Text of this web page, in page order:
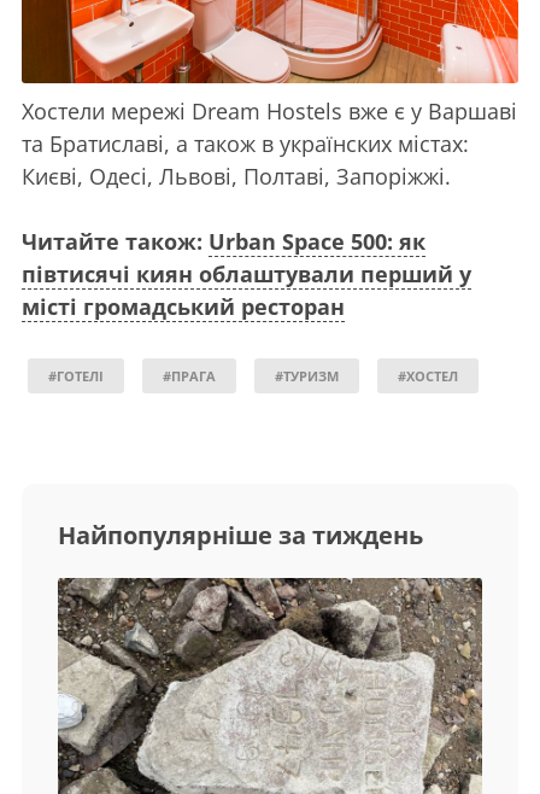
Хостели мережі Dream Hostels вже є у Варшаві
та Братиславі, а також в українских містах:
Києві, Одесі, Львові, Полтаві, Запоріжжі.
Читайте також: Urban Space 500: як
півтисячі киян облаштували перший у
місті громадський ресторан
#ГОТЕЛІ #ПРАГА #ТУРИЗМ #ХОСТЕЛ
Найпопулярніше за тиждень